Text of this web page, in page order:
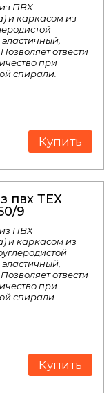
ПВХ
и каркасом из
отвести
при
спирали.
Купить
пвх ТЕХ
9
ПВХ
и каркасом из
отвести
при
спирали.
Купить